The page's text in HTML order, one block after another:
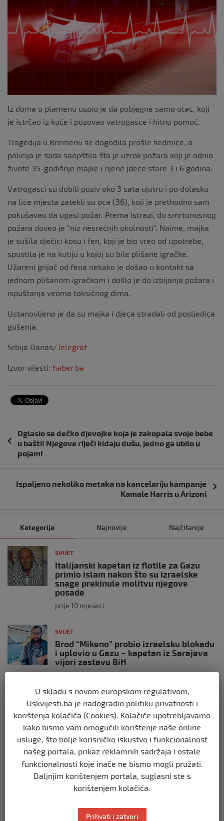
o
k
Iz doma u plamenu uspio je da pobjegne samo otac, koji
je istrčao iz kuće i pozovao vatrogasce i hitnu pomoć.
Tragedija u Bremenu se dogodila prošle sedmice, a
policija je sada saopštila šta je uzrok požara koji je odnio
živote 35-godišnje majke i njene jdece stare 3 i 6 godina.
Vatrogasci su dobili poziv oko 3 sata ujutru i po dolasku
na lice mjesta zatekli su oca (36), koji je prethodno sam
pokušavao da ugasi požar. Prema istrazi, do smrtonosnog
požara doveo je “niz nesrećnih okolnosti”. Naime, majka
je sušila dječici kosu i fen, koji je bio vreo od upotrebe,
spustila je na kutiju u kojoj su bile plišane igračke.
Užareni grijač od fena nekako je došao u kontakt sa
jednom plišanom igračkom i došlo je do izbijanja požara i
ispuštanja veoma toksičnog dima.
Ustanovljeno je da su majka i djeca stradali od posljedica
gušenja.
Srbija Danas/Telegraf
Izvor vijesti: haber.ba
objava
Oglasio se dečko djevojke koja je zakopala svoje bebe
u bašti! Njegove riječi kidaju dušu, jedno ga ubilo u
pojam!
Ispaljeno nekoliko metaka na kancelariju kampanje
Kamale Harris u Arizoni
Kategorija Najnovije Najčitanije
SVIJET
Italijanski kapetan iz flotile za Gazu
primio islam nakon što su izraelske
snage prekinule molitvu njegove
posade
prije 10 mjeseci
SVIJET
Brod “Mikeno” probio izraelsku blokadu
i uplovio u Gazu – kapetan iz Sarajeva
vijori zastavu BiH
prije 10 mjeseci
SVIJET
Opsadno stanje u Münchenu, odjeknulo
nekoliko eksplozija: Ima žrtava,
policijske snage na terenu
prije 10 mjeseci
Putin: Spremni smo vojno uzvratiti
Zapadu
U skladu s novom europskom regulativom,
Uskvijesti.ba je nadogradio politiku privatnosti i
korištenja kolačića (Cookies). Kolačiće upotrebljavamo
kako bismo vam omogućili korištenje naše online
usluge, što bolje korisničko iskustvo i funkcionalnost
našeg portala, prikaz reklamnih sadržaja i ostale
funkcionalnosti koje inače ne bismo mogli pružati.
Daljnjim korištenjem portala, suglasni ste s
korištenjem kolačića.
Prihvati i zatvori